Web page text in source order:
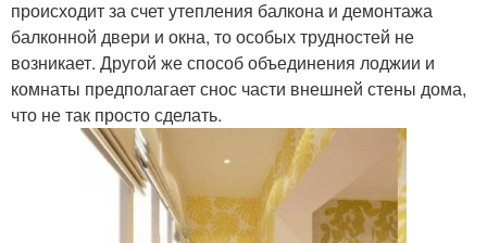
происходит за счет утепления балкона и демонтажа
балконной двери и окна, то особых трудностей не
возникает. Другой же способ объединения лоджии и
комнаты предполагает снос части внешней стены дома,
что не так просто сделать.